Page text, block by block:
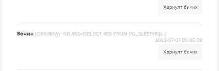
Хариулт бичих
Зочин[CXKrR0Wr' OR 456=(SELECT 456 FROM PG_SLEEP(15))--]
2022-07-07 09:05:38
Хариулт бичих